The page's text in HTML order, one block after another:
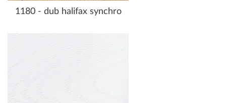
1180 - dub halifax synchro